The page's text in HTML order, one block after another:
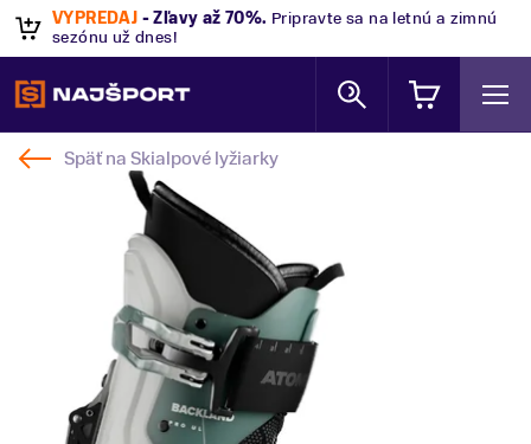
VÝPREDAJ - Zľavy až 70%. Pripravte sa na letnú a zimnú
sezónu už dnes!
Späť naSkialpové lyžiarky